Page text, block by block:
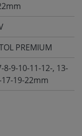
PREMIUM
8-9-10-11-12-, 13-
17-19-22mm